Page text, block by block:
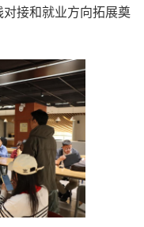
接和就业方向拓展奠